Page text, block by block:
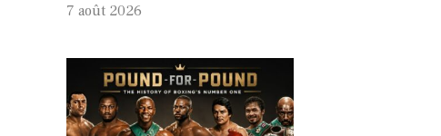
7 août 2026